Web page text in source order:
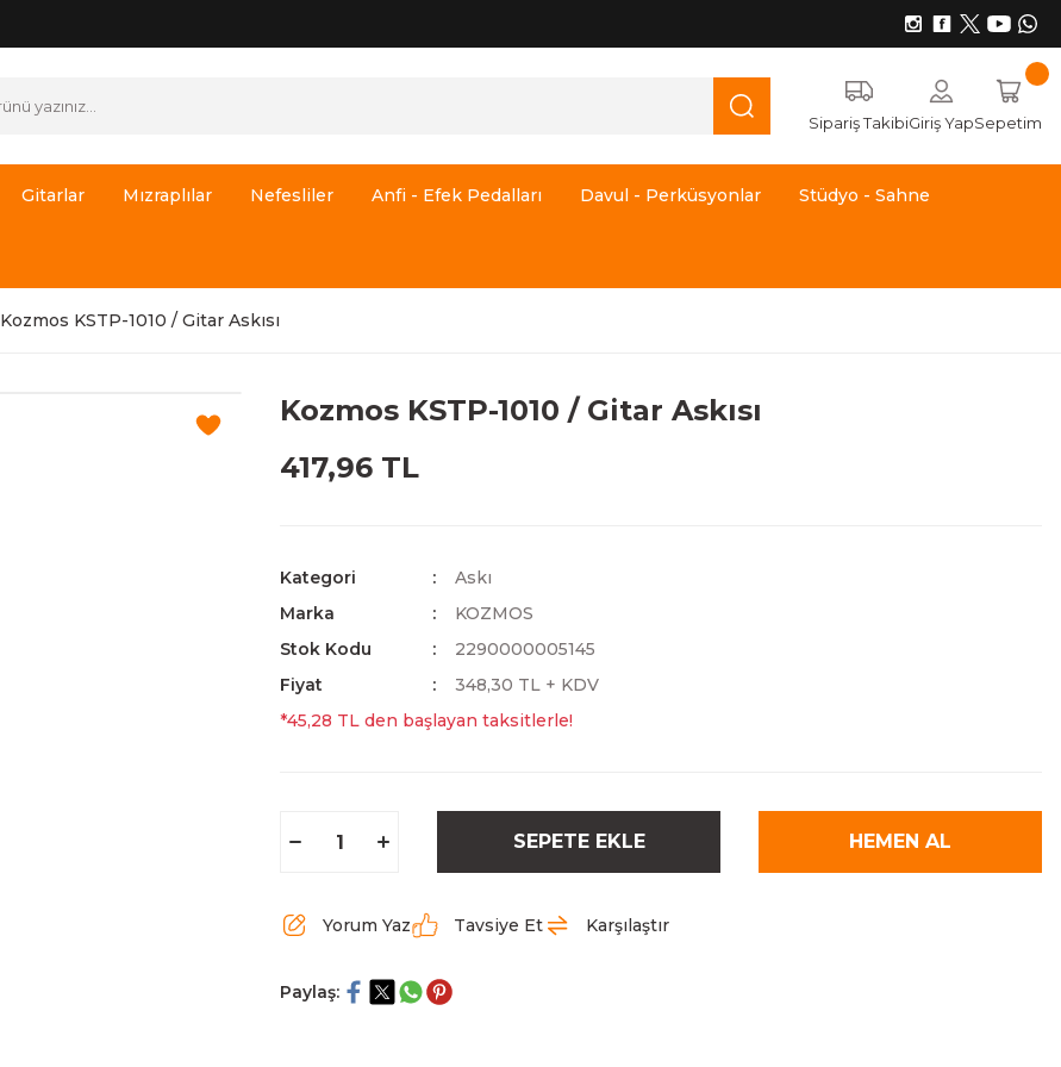
Sipariş TakibiGiriş YapSepetim
Gitarlar Mızraplılar Nefesliler Anfi - Efek Pedalları Davul - Perküsyonlar Stüdyo - Sahne
Kozmos KSTP-1010 / Gitar Askısı
Kozmos KSTP-1010 / Gitar Askısı
417,96 TL
Kategori
Askı
Marka
KOZMOS
Stok Kodu
2290000005145
Fiyat
348,30 TL + KDV
*45,28 TL den başlayan taksitlerle!
SEPETE EKLE HEMEN AL
Yorum Yaz Tavsiye Et Karşılaştır
Paylaş: